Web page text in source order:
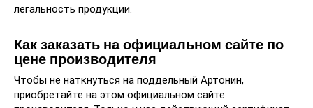
Узбекистан
141150
легальность продукции.
Как заказать на официальном сайте по
цене производителя
Чтобы не наткнуться на поддельный Артонин,
приобретайте на этом официальном сайте